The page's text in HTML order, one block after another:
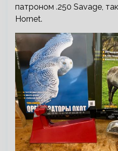
патроном .250 Savage,
Hornet.